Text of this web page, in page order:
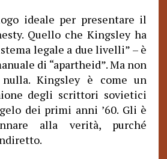
ideale per presentare il
Quello che Kingsley ha
legale a due livelli” – è
di “apartheid”. Ma non
Kingsley è come un
degli scrittori sovietici
dei primi anni ’60. Gli è
alla verità, purché